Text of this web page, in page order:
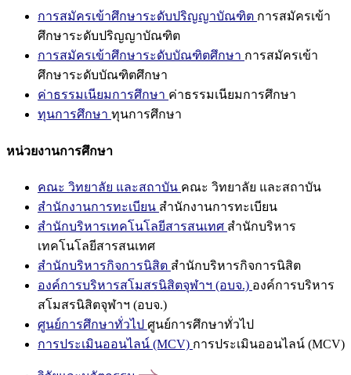
การสมัครเข้าศึกษาระดับปริญญาบัณฑิต การสมัครเข้า
ศึกษาระดับปริญญาบัณฑิต
การสมัครเข้าศึกษาระดับบัณฑิตศึกษา การสมัครเข้า
ศึกษาระดับบัณฑิตศึกษา
ค่าธรรมเนียมการศึกษา ค่าธรรมเนียมการศึกษา
ทุนการศึกษา ทุนการศึกษา
หน่วยงานการศึกษา
คณะ วิทยาลัย และสถาบัน คณะ วิทยาลัย และสถาบัน
สำนักงานการทะเบียน สำนักงานการทะเบียน
สำนักบริหารเทคโนโลยีสารสนเทศ สำนักบริหาร
เทคโนโลยีสารสนเทศ
สำนักบริหารกิจการนิสิต สำนักบริหารกิจการนิสิต
องค์การบริหารสโมสรนิสิตจุฬาฯ (อบจ.) องค์การบริหาร
สโมสรนิสิตจุฬาฯ (อบจ.)
ศูนย์การศึกษาทั่วไป ศูนย์การศึกษาทั่วไป
การประเมินออนไลน์ (MCV) การประเมินออนไลน์ (MCV)